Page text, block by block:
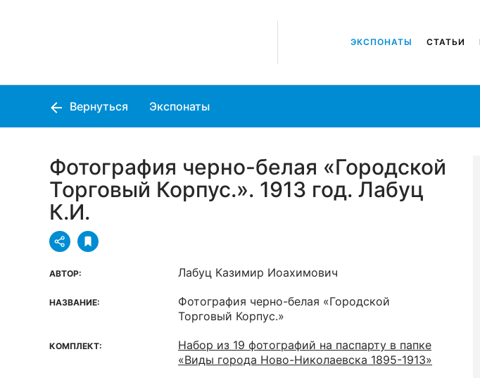
ЭКСПОНАТЫ СТАТЬИ
Вернуться Экспонаты
Фотография черно-белая «Городской
Торговый Корпус.». 1913 год. Лабуц
К.И.
АВТОР: Лабуц Казимир Иоахимович
НАЗВАНИЕ:
Фотография черно-белая «Городской
Торговый Корпус.»
КОМПЛЕКТ:
Набор из 19 фотографий на паспарту в папке
«Виды города Ново-Николаевска 1895-1913»